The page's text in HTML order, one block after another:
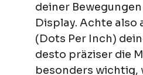
deiner
Display. Achte also
(Dots Per Inch)
desto präziser die
besonders wichtig,